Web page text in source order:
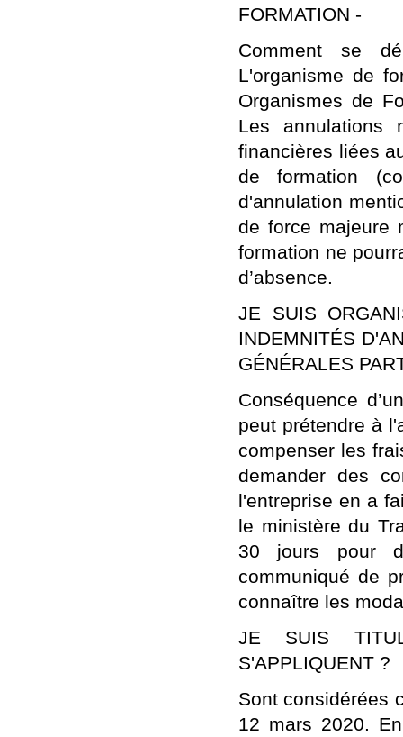
FORMATION -
Comment se
L'organisme de
Organismes de
Les annulations
financières liées
de formation
d'annulation
de force majeure
formation ne
d’absence.
JE SUIS
INDEMNITÉS
GÉNÉRALES
Conséquence
peut prétendre à
compenser les
demander des
l'entreprise en a
le ministère du
30 jours pour
communiqué de
connaître les
JE SUIS
S'APPLIQUENT ?
Sont considérées
12 mars 2020.